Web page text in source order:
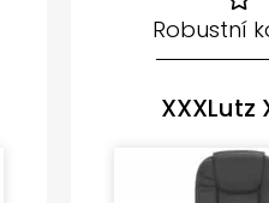
Robustní
XXXLutz